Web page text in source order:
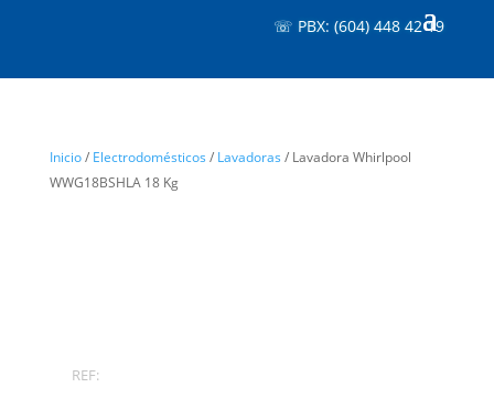
☏ PBX: (604) 448 42 19
Inicio/ Electrodomésticos / Lavadoras / Lavadora Whirlpool
WWG18BSHLA 18 Kg
REF: